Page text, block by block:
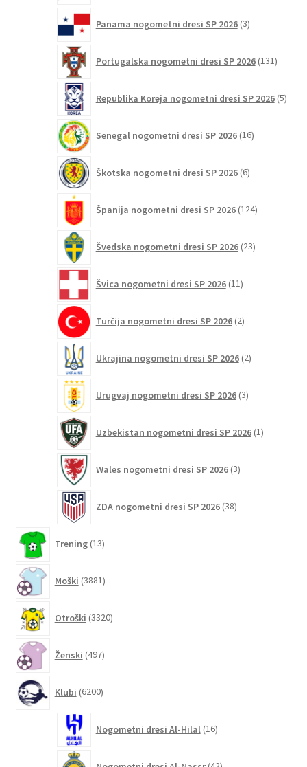
Panama nogometni dresi SP 2026 3izdelki
Portugalska nogometni dresi SP 2026 131
Republika Koreja nogometni dresi SP 2026 5
Senegal nogometni dresi SP 2026 16izdelkov
Škotska nogometni dresi SP 2026 6izdelkov
Španija nogometni dresi SP 2026 124izdelkov
Švedska nogometni dresi SP 2026 23izdelkov
Švica nogometni dresi SP 2026 11izdelkov
Turčija nogometni dresi SP 2026 2izdelka
Ukrajina nogometni dresi SP 2026 2izdelka
Urugvaj nogometni dresi SP 2026 3izdelki
Uzbekistan nogometni dresi SP 2026 1izdelek
Wales nogometni dresi SP 2026 3izdelki
ZDA nogometni dresi SP 2026 38izdelkov
Trening 13izdelkov
Moški 3881izdelkov
Otroški 3320izdelkov
Ženski 497izdelkov
Klubi 6200izdelkov
Nogometni dresi Al-Hilal 16izdelkov